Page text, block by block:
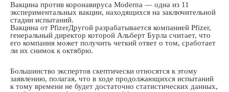
Вакцина против коронавируса Moderna — одна из 11
экспериментальных вакцин, находящихся на заключительной
стадии испытаний.
Вакцина от PfizerДругой разрабатывается компанией Pfizer,
генеральный директор которой Альберт Бурла считает, что
его компания может получить четкий ответ о том, сработает
ли их снимок к октябрю.
Большинство экспертов скептически относятся к этому
заявлению, полагая, что в ходе продолжающихся испытаний
к тому времени не будет достаточно статистических данных,